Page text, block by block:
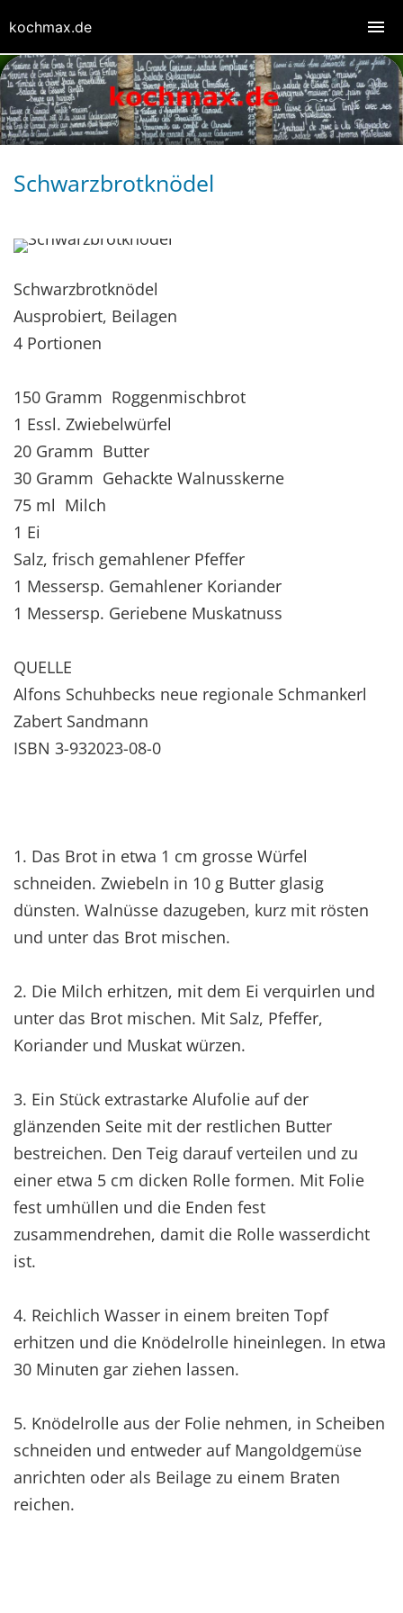
Schwarzbrotknödel
Schwarzbrotknödel
Ausprobiert, Beilagen
4 Portionen
150 Gramm Roggenmischbrot
1 Essl. Zwiebelwürfel
20 Gramm Butter
30 Gramm Gehackte Walnusskerne
75 ml Milch
1 Ei
Salz, frisch gemahlener Pfeffer
1 Messersp. Gemahlener Koriander
1 Messersp. Geriebene Muskatnuss
QUELLE
Alfons Schuhbecks neue regionale Schmankerl
Zabert Sandmann
ISBN 3-932023-08-0
1. Das Brot in etwa 1 cm grosse Würfel
schneiden. Zwiebeln in 10 g Butter glasig
dünsten. Walnüsse dazugeben, kurz mit rösten
und unter das Brot mischen.
2. Die Milch erhitzen, mit dem Ei verquirlen und
unter das Brot mischen. Mit Salz, Pfeffer,
Koriander und Muskat würzen.
3. Ein Stück extrastarke Alufolie auf der
glänzenden Seite mit der restlichen Butter
bestreichen. Den Teig darauf verteilen und zu
einer etwa 5 cm dicken Rolle formen. Mit Folie
fest umhüllen und die Enden fest
zusammendrehen, damit die Rolle wasserdicht
ist.
4. Reichlich Wasser in einem breiten Topf
erhitzen und die Knödelrolle hineinlegen. In etwa
30 Minuten gar ziehen lassen.
5. Knödelrolle aus der Folie nehmen, in Scheiben
schneiden und entweder auf Mangoldgemüse
anrichten oder als Beilage zu einem Braten
reichen.
kochmax.de